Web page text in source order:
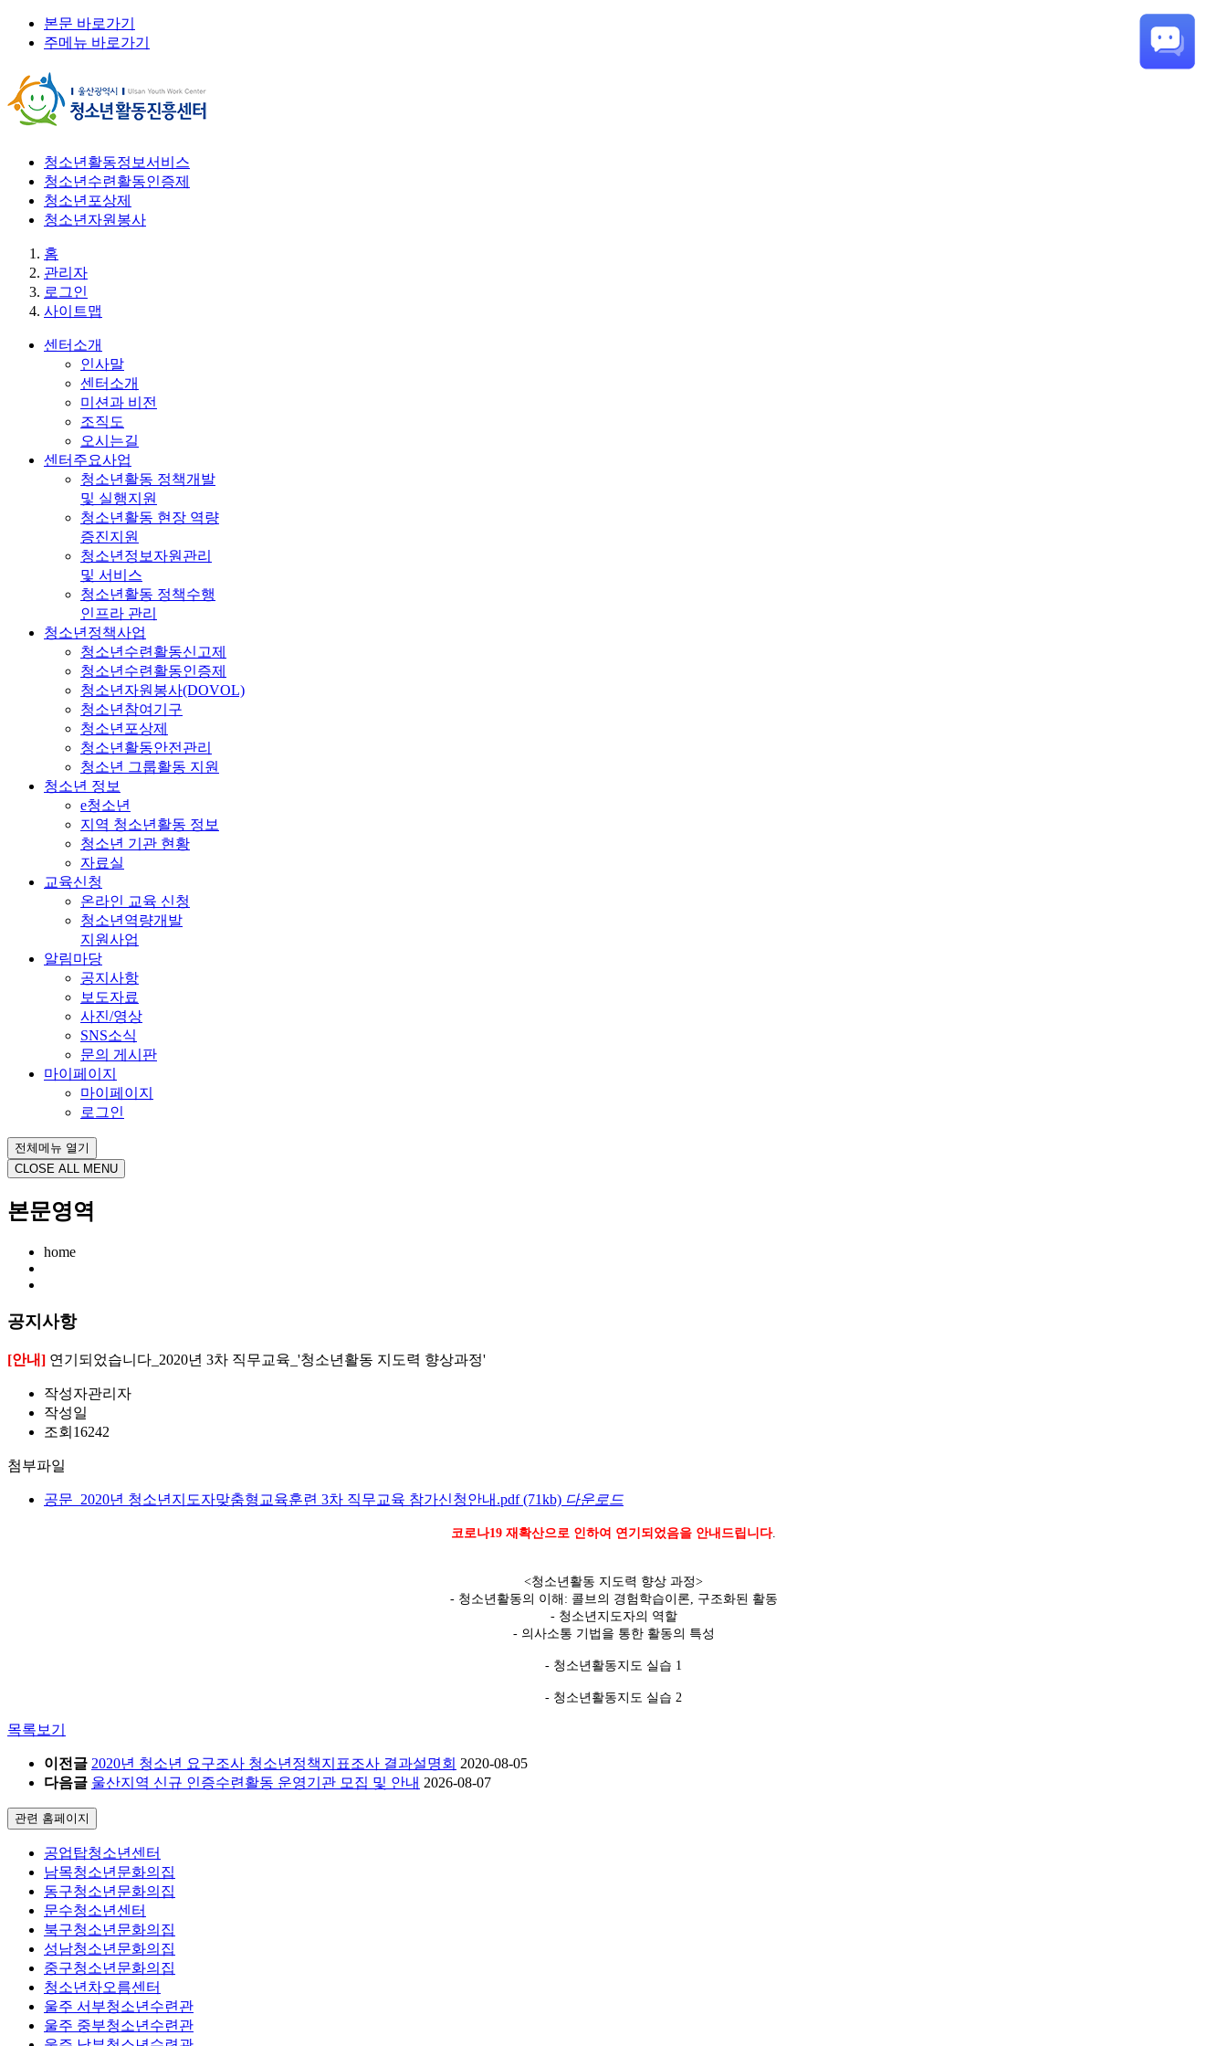
본문 바로가기
주메뉴 바로가기
청소년활동정보서비스
청소년수련활동인증제
청소년포상제
청소년자원봉사
홈
관리자
로그인
사이트맵
센터소개
인사말
센터소개
미션과 비전
조직도
오시는길
센터주요사업
청소년활동 정책개발
및 실행지원
청소년활동 현장 역량
증진지원
청소년정보자원관리
및 서비스
청소년활동 정책수행
인프라 관리
청소년정책사업
청소년수련활동신고제
청소년수련활동인증제
청소년자원봉사(DOVOL)
청소년참여기구
청소년포상제
청소년활동안전관리
청소년 그룹활동 지원
청소년 정보
e청소년
지역 청소년활동 정보
청소년 기관 현황
자료실
교육신청
온라인 교육 신청
청소년역량개발
지원사업
알림마당
공지사항
보도자료
사진/영상
SNS소식
문의 게시판
마이페이지
마이페이지
로그인
전체메뉴 열기
CLOSE ALL MENU
본문영역
home
공지사항
[안내] 연기되었습니다_2020년 3차 직무교육_'청소년활동 지도력 향상과정'
작성자관리자
작성일
조회 16242
첨부파일
공문_2020년 청소년지도자맞춤형교육훈련 3차 직무교육 참가신청안내.pdf (71kb) 다운로드
코로나19 재확산으로 인하여 연기되었음을 안내드립니다.
<청소년활동 지도력 향상 과정>
- 청소년활동의 이해: 콜브의 경험학습이론, 구조화된 활동
- 청소년지도자의 역할
- 의사소통 기법을 통한 활동의 특성
- 청소년활동지도 실습 1
- 청소년활동지도 실습 2
목록보기
이전글 2020년 청소년 요구조사 청소년정책지표조사 결과설명회 2020-08-05
다음글 울산지역 신규 인증수련활동 운영기관 모집 및 안내 2026-08-07
관련 홈페이지
공업탑청소년센터
남목청소년문화의집
동구청소년문화의집
문수청소년센터
북구청소년문화의집
성남청소년문화의집
중구청소년문화의집
청소년차오름센터
울주 서부청소년수련관
울주 중부청소년수련관